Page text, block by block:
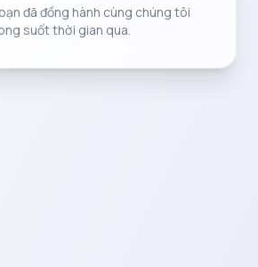
đã đồng hành cùng chúng tôi
suốt thời gian qua.